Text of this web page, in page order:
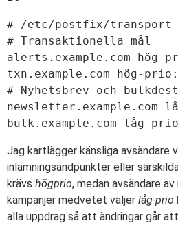
# /etc/postfix/transport
# Transaktionella mål
alerts.example.com hög-
txn.example.com hög-prio:
# Nyhetsbrev och
newsletter.example.com
Jag kartlägger känsliga avsändare
inlämningsändpunkter eller
krävs högprio, medan avsändare
kampanjer medvetet väljer låg-prio
alla uppdrag så att ändringar går